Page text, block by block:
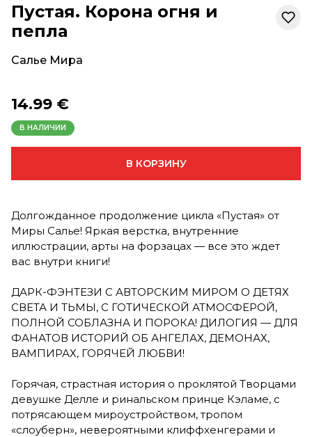
Пустая. Корона огня и
пепла
Салье Мира
14.99 €
В НАЛИЧИИ
В КОРЗИНУ
Долгожданное продолжение цикла «Пустая» от
Миры Салье! Яркая верстка, внутренние
иллюстрации, арты на форзацах — все это ждет
вас внутри книги!
ДАРК-ФЭНТЕЗИ С АВТОРСКИМ МИРОМ О ДЕТЯХ
СВЕТА И ТЬМЫ, С ГОТИЧЕСКОЙ АТМОСФЕРОЙ,
ПОЛНОЙ СОБЛАЗНА И ПОРОКА! ДИЛОГИЯ — ДЛЯ
ФАНАТОВ ИСТОРИЙ ОБ АНГЕЛАХ, ДЕМОНАХ,
ВАМПИРАХ, ГОРЯЧЕЙ ЛЮБВИ!
Горячая, страстная история о проклятой Творцами
девушке Делле и ринальском принце Кэламе, с
потрясающем мироустройством, тропом
«слоуберн», невероятными клиффхенгерами и